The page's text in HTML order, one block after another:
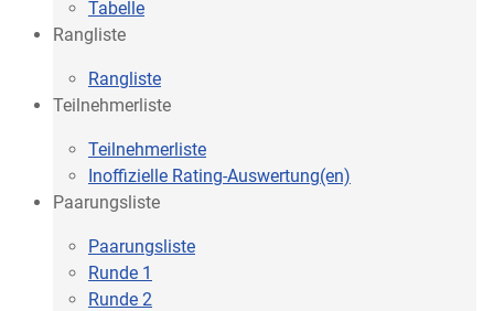
Tabelle
Rangliste
Rangliste
Teilnehmerliste
Teilnehmerliste
Inoffizielle Rating-Auswertung(en)
Paarungsliste
Paarungsliste
Runde 1
Runde 2